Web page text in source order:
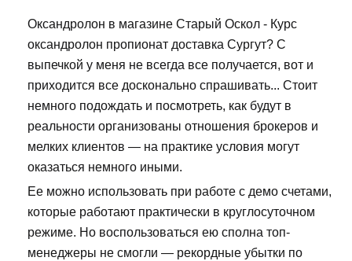
Оксандролон в магазине Старый Оскол - Курс
оксандролон пропионат доставка Сургут? С
выпечкой у меня не всегда все получается, вот и
приходится все досконально спрашивать... Стоит
немного подождать и посмотреть, как будут в
реальности организованы отношения брокеров и
мелких клиентов — на практике условия могут
оказаться немного иными.
Ее можно использовать при работе с демо счетами,
которые работают практически в круглосуточном
режиме. Но воспользоваться ею сполна топ-
менеджеры не смогли — рекордные убытки по